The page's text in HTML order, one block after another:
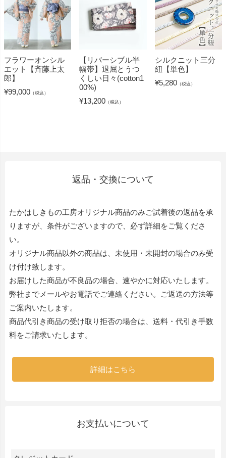
フラワーオンシル
エット【斉藤上太
郎】
¥99,000 （税込）
【リバーシブル半
幅帯】退屈とうつ
くしい日々(cotton1
00%)
¥13,200 （税込）
シルクニット三分
紐【単色】
¥5,280（税込）
返品・交換について
たかはしきもの工房オリジナル商品のみご試着後の返品を承
りますが、条件がございますので、必ず詳細をご覧くださ
い。
オリジナル商品以外の商品は、未使用・未開封の場合のみ受
け付け致します。
お届けした商品が不良品の場合、速やかに対応いたします。
弊社までメールやお電話でご連絡ください。ご返送の方法等
ご案内いたします。
商品代引き商品の受け取り拒否の場合は、送料・代引き手数
料をご請求いたします。
詳細はこちら
お支払いについて